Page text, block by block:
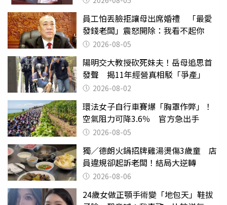
員工怕丟臉拒讓母出席婚禮 「最愛
發錢老闆」震怒開除：我看不起你
2026-08-05
陽明交大教授砍死妹夫！岳母追思首
發聲 揭11年經營真相駁「爭產」
2026-08-02
環法女子自行車賽爆「胸罩作弊」！
空氣阻力可降3.6％ 官方急出手
2026-08-05
獨／德朗火鍋招牌雞湯燙傷3歲童 店
員違規卻起訴老闆！結局大逆轉
2026-08-06
24歲女做正顎手術變「地包天」鞋拔